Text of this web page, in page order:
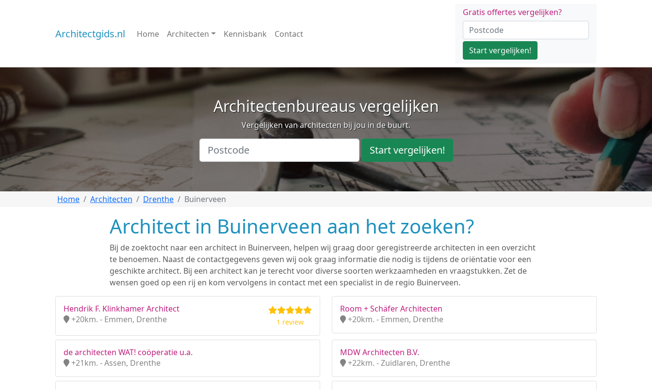
Architectgids.nl Home Architecten Kennisbank Contact
Gratis offertes vergelijken?
Start vergelijken!
Architectenbureaus vergelijken
Vergelijken van architecten bij jou in de buurt.
Start vergelijken!
Home Architecten Drenthe Buinerveen
Architect in Buinerveen aan het zoeken?
Bij de zoektocht naar een architect in Buinerveen, helpen wij graag door geregistreerde architecten in een overzicht
te benoemen. Naast de contactgegevens geven wij ook graag informatie die nodig is tijdens de oriëntatie voor een
geschikte architect. Bij een architect kan je terecht voor diverse soorten werkzaamheden en vraagstukken. Zet de
wensen goed op een rij en kom vervolgens in contact met een specialist in de regio Buinerveen.
Hendrik F. Klinkhamer Architect
+20km. - Emmen, Drenthe
1 review
Room + Schäfer Architecten
+20km. - Emmen, Drenthe
de architecten WAT! coöperatie u.a.
+21km. - Assen, Drenthe
MDW Architecten B.V.
+22km. - Zuidlaren, Drenthe